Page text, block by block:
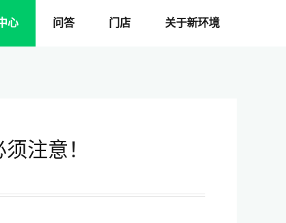
心 问答 门店 关于新环境
注意！